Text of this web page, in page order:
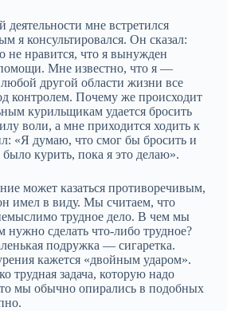
деятельности мне встретился
я консультировался. Он сказал:
не нравится, что я вынужден
Мне известно, что я —
другой области жизни все
контролем. Почему же происходит
курильщикам удается бросить
воли, а мне приходится ходить к
«Я думаю, что смог бы бросить и
курить, пока я это делаю».
может казаться противоречивым,
имел в виду. Мы считаем, что
трудное дело. В чем мы
нужно сделать что‑либо трудное?
подружка — сигаретка.
кажется «двойным ударом».
трудная задача, которую надо
мы обычно опирались в подобных